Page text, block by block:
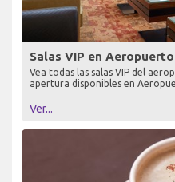
Salas VIP en
Vea todas las salas VIP del
apertura disponibles en
Ver...